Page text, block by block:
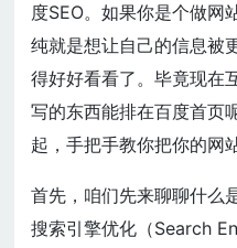
度SEO。如果你是个做网
纯就是想让自己的信息被
得好好看看了。毕竟现在
写的东西能排在百度首页
起，手把手教你把你的网
首先，咱们先来聊聊什么
搜索引擎优化（Search